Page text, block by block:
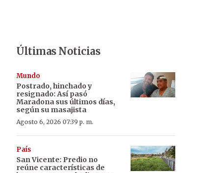
Últimas Noticias
Mundo
Postrado, hinchado y
resignado: Así pasó
Maradona sus últimos días,
según su masajista
Agosto 6, 2026 07:39 p. m.
País
San Vicente: Predio no
reúne características de